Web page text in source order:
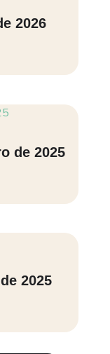
2026
de 2025
2025